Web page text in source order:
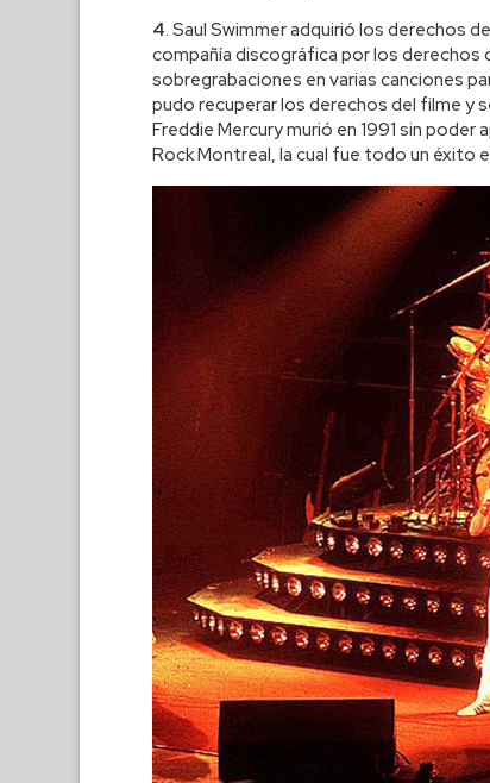
4. Saul Swimmer adquirió los derechos
compañía discográfica por los derechos
sobregrabaciones en varias canciones
pudo recuperar los derechos del filme y
Freddie Mercury murió en 1991 sin
Rock Montreal, la cual fue todo un éxito